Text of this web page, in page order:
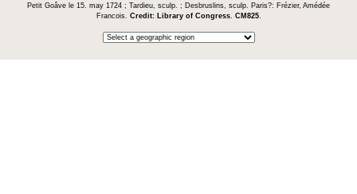
Petit Goâve le 15. may 1724 ; Tardieu, sculp. ; Desbruslins, sculp. Paris?: Frézier, Amédée
Francois. Credit: Library of Congress. CM825.